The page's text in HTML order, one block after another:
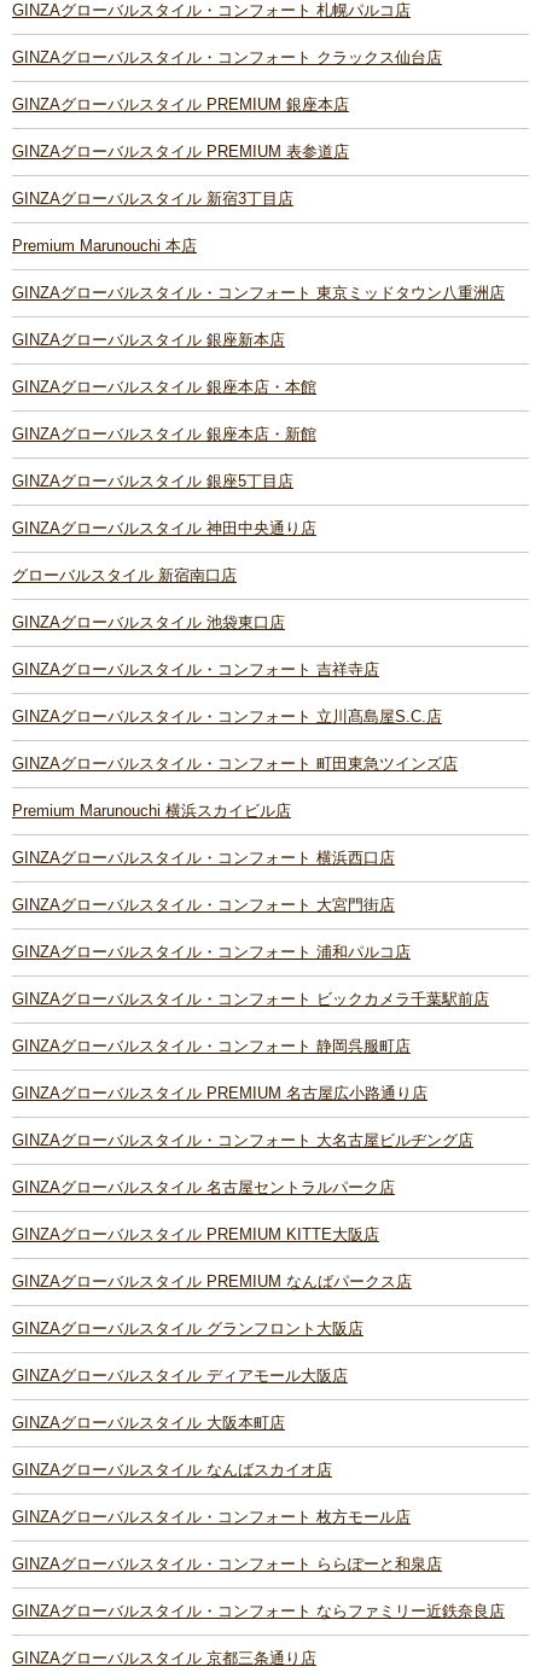
GINZAグローバルスタイル・コンフォート 札幌パルコ店
GINZAグローバルスタイル・コンフォート クラックス仙台店
GINZAグローバルスタイル PREMIUM 銀座本店
GINZAグローバルスタイル PREMIUM 表参道店
GINZAグローバルスタイル 新宿3丁目店
Premium Marunouchi 本店
GINZAグローバルスタイル・コンフォート 東京ミッドタウン八重洲店
GINZAグローバルスタイル 銀座新本店
GINZAグローバルスタイル 銀座本店・本館
GINZAグローバルスタイル 銀座本店・新館
GINZAグローバルスタイル 銀座5丁目店
GINZAグローバルスタイル 神田中央通り店
グローバルスタイル 新宿南口店
GINZAグローバルスタイル 池袋東口店
GINZAグローバルスタイル・コンフォート 吉祥寺店
GINZAグローバルスタイル・コンフォート 立川髙島屋S.C.店
GINZAグローバルスタイル・コンフォート 町田東急ツインズ店
Premium Marunouchi 横浜スカイビル店
GINZAグローバルスタイル・コンフォート 横浜西口店
GINZAグローバルスタイル・コンフォート 大宮門街店
GINZAグローバルスタイル・コンフォート 浦和パルコ店
GINZAグローバルスタイル・コンフォート ビックカメラ千葉駅前店
GINZAグローバルスタイル・コンフォート 静岡呉服町店
GINZAグローバルスタイル PREMIUM 名古屋広小路通り店
GINZAグローバルスタイル・コンフォート 大名古屋ビルヂング店
GINZAグローバルスタイル 名古屋セントラルパーク店
GINZAグローバルスタイル PREMIUM KITTE大阪店
GINZAグローバルスタイル PREMIUM なんばパークス店
GINZAグローバルスタイル グランフロント大阪店
GINZAグローバルスタイル ディアモール大阪店
GINZAグローバルスタイル 大阪本町店
GINZAグローバルスタイル なんばスカイオ店
GINZAグローバルスタイル・コンフォート 枚方モール店
GINZAグローバルスタイル・コンフォート ららぽーと和泉店
GINZAグローバルスタイル・コンフォート ならファミリー近鉄奈良店
GINZAグローバルスタイル 京都三条通り店